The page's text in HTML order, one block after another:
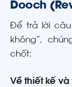
Dooch
Để trả lời
không”,
chốt:
Về thiết kế và